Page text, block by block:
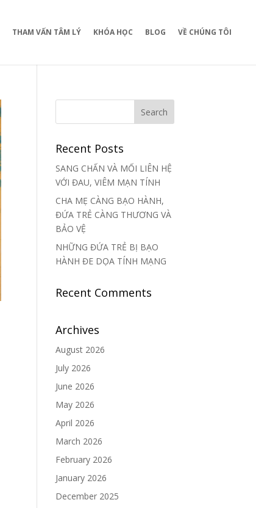
THAM VẤN TÂM LÝ KHÓA HỌC BLOG VỀ CHÚNG TÔI
Recent Posts
SANG CHẤN VÀ MỐI LIÊN HỆ
VỚI ĐAU, VIÊM MẠN TÍNH
CHA MẸ CÀNG BẠO HÀNH,
ĐỨA TRẺ CÀNG THƯƠNG VÀ
BẢO VỆ
NHỮNG ĐỨA TRẺ BỊ BẠO
HÀNH ĐE DỌA TÍNH MẠNG
Recent Comments
Archives
August 2026
July 2026
June 2026
May 2026
April 2026
March 2026
February 2026
January 2026
December 2025